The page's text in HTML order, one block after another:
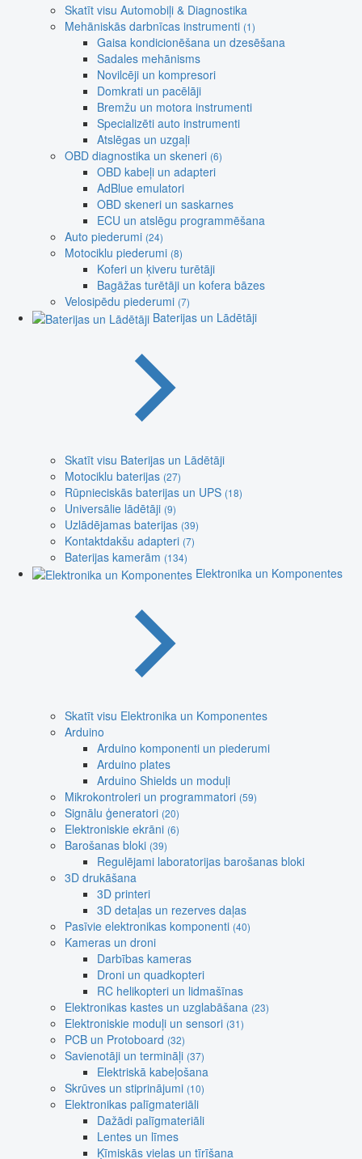
Skatīt visu Automobiļi & Diagnostika
Mehāniskās darbnīcas instrumenti (1)
Gaisa kondicionēšana un dzesēšana
Sadales mehānisms
Novilcēji un kompresori
Domkrati un pacēlāji
Bremžu un motora instrumenti
Specializēti auto instrumenti
Atslēgas un uzgaļi
OBD diagnostika un skeneri (6)
OBD kabeļi un adapteri
AdBlue emulatori
OBD skeneri un saskarnes
ECU un atslēgu programmēšana
Auto piederumi (24)
Motociklu piederumi (8)
Koferi un ķiveru turētāji
Bagāžas turētāji un kofera bāzes
Velosipēdu piederumi (7)
Baterijas un Lādētāji
Skatīt visu Baterijas un Lādētāji
Motociklu baterijas (27)
Rūpnieciskās baterijas un UPS (18)
Universālie lādētāji (9)
Uzlādējamas baterijas (39)
Kontaktdakšu adapteri (7)
Baterijas kamerām (134)
Elektronika un Komponentes
Skatīt visu Elektronika un Komponentes
Arduino
Arduino komponenti un piederumi
Arduino plates
Arduino Shields un moduļi
Mikrokontroleri un programmatori (59)
Signālu ģeneratori (20)
Elektroniskie ekrāni (6)
Barošanas bloki (39)
Regulējami laboratorijas barošanas bloki
3D drukāšana
3D printeri
3D detaļas un rezerves daļas
Pasīvie elektronikas komponenti (40)
Kameras un droni
Darbības kameras
Droni un quadkopteri
RC helikopteri un lidmašīnas
Elektronikas kastes un uzglabāšana (23)
Elektroniskie moduļi un sensori (31)
PCB un Protoboard (32)
Savienotāji un termināļi (37)
Elektriskā kabeļošana
Skrūves un stiprinājumi (10)
Elektronikas palīgmateriāli
Dažādi palīgmateriāli
Lentes un līmes
Ķīmiskās vielas un tīrīšana